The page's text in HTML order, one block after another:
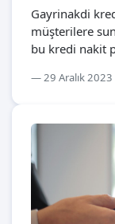
Gayrinakdi
müşterilere
bu kredi nakit
29 Aralık 2023